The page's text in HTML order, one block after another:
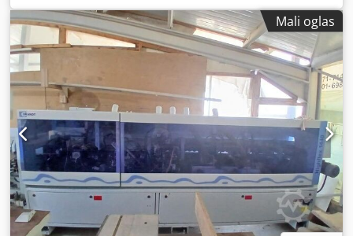
Mali oglas